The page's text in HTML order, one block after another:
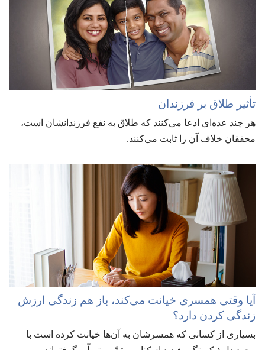
تأثیر طلاق بر فرزندان
هر چند عده‌ای ادعا می‌کنند که طلاق به نفع فرزندانشان است،‏
محققان خلاف آن را ثابت می‌کنند.‏
آیا وقتی همسری خیانت می‌کند،‏ باز هم زندگی ارزش
زندگی کردن دارد؟‏
بسیاری از کسانی که همسرشان به آن‌ها خیانت کرده است با